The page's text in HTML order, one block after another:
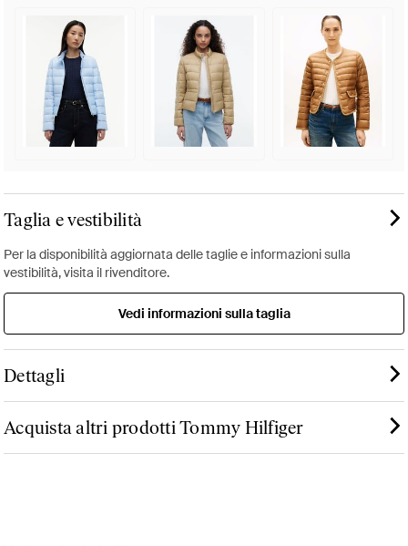
Taglia e vestibilità
Per la disponibilità aggiornata delle taglie e informazioni sulla
vestibilità, visita il rivenditore.
Vedi informazioni sulla taglia
Dettagli
Acquista altri prodotti Tommy Hilfiger